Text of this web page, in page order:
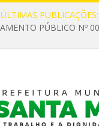
ÚLTIMAS PUBLICAÇÕES: